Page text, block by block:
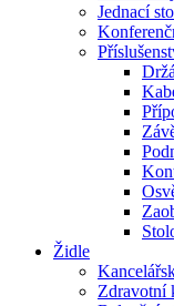
Jednací
Židle
Zdravotní